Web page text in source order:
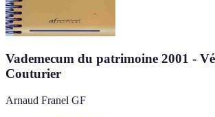
Vademecum du patrimoine 2001 -
Couturier
Arnaud Franel GF